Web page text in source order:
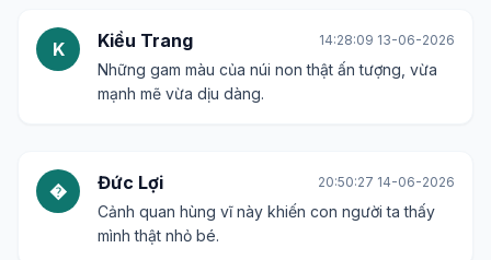
K Kiều Trang 14:28:09 13-06-2026
Những gam màu của núi non thật ấn tượng, vừa
mạnh mẽ vừa dịu dàng.
� Đức Lợi 20:50:27 14-06-2026
Cảnh quan hùng vĩ này khiến con người ta thấy
mình thật nhỏ bé.